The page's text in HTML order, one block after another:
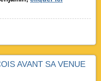
AVANT SA VENUE